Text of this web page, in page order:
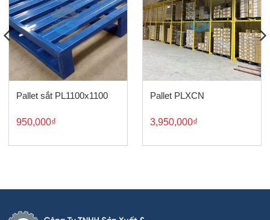
Pallet sắt PL1100x1100
950,000₫
Pallet PLXCN
3,950,000₫